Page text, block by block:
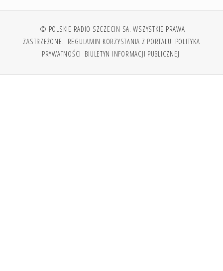
© POLSKIE RADIO SZCZECIN SA. WSZYSTKIE PRAWA
ZASTRZEŻONE. REGULAMIN KORZYSTANIA Z PORTALU POLITYKA
PRYWATNOŚCI BIULETYN INFORMACJI PUBLICZNEJ